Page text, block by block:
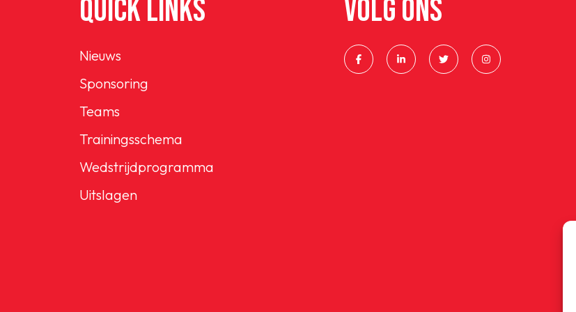
QUICK LINKS
Nieuws
Sponsoring
Teams
Trainingsschema
Wedstrijdprogramma
Uitslagen
VOLG ONS